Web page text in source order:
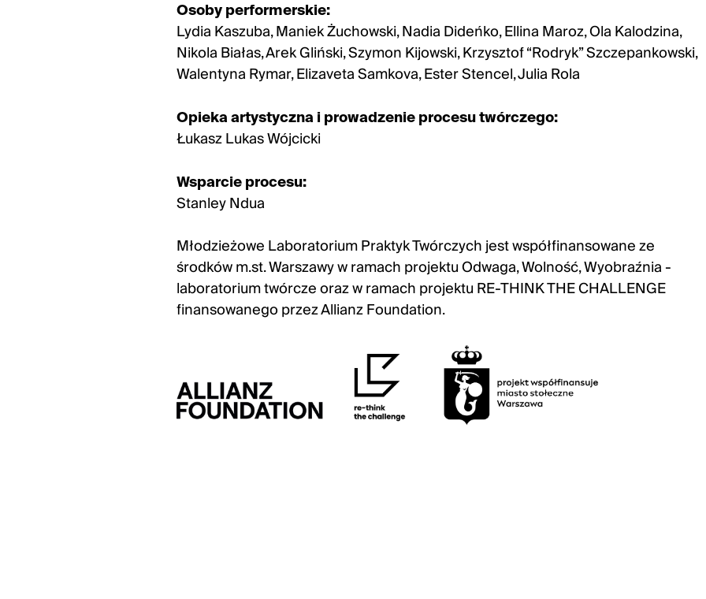
Osoby performerskie:
Lydia Kaszuba, Maniek Żuchowski, Nadia Dideńko, Ellina Maroz, Ola Kalodzina,
Nikola Białas, Arek Gliński, Szymon Kijowski, Krzysztof “Rodryk” Szczepankowski,
Walentyna Rymar, Elizaveta Samkova, Ester Stencel, Julia Rola
Opieka artystyczna i prowadzenie procesu twórczego:
Łukasz Lukas Wójcicki
Wsparcie procesu:
Stanley Ndua
Młodzieżowe Laboratorium Praktyk Twórczych jest współfinansowane ze
środków m.st. Warszawy w ramach projektu Odwaga, Wolność, Wyobraźnia -
laboratorium twórcze oraz w ramach projektu RE-THINK THE CHALLENGE
finansowanego przez Allianz Foundation.